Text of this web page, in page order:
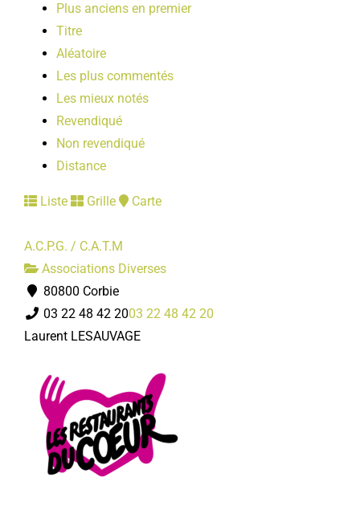
Plus anciens en premier
Titre
Aléatoire
Les plus commentés
Les mieux notés
Revendiqué
Non revendiqué
Distance
Liste Grille Carte
A.C.P.G. / C.A.T.M
Associations Diverses
80800 Corbie
03 22 48 42 2003 22 48 42 20
Laurent LESAUVAGE